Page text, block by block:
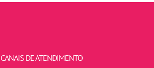
CANAIS DE ATENDIMENTO